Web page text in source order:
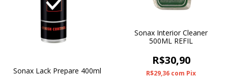
Sonax Lack Prepare 400ml
Sonax Interior Cleaner
500ML REFIL
R$30,90
R$29,36 com Pix